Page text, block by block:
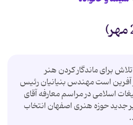
برای ماندگار کردن هنر
آفرین است مهندس بنیانیان رئیس
اسلامی در مراسم معارفه آقای
جدید حوزه هنری اصفهان انتخاب